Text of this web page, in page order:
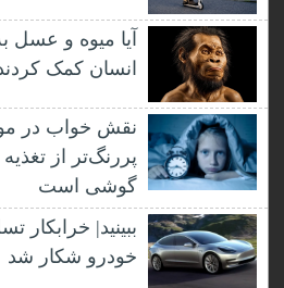
آیا میوه و عسل
انسان کمک کردند؟
نقش خواب در
پررنگ‌تر از تغذیه و
گوشی است
ببینید| خرابکار
خودرو شکار شد